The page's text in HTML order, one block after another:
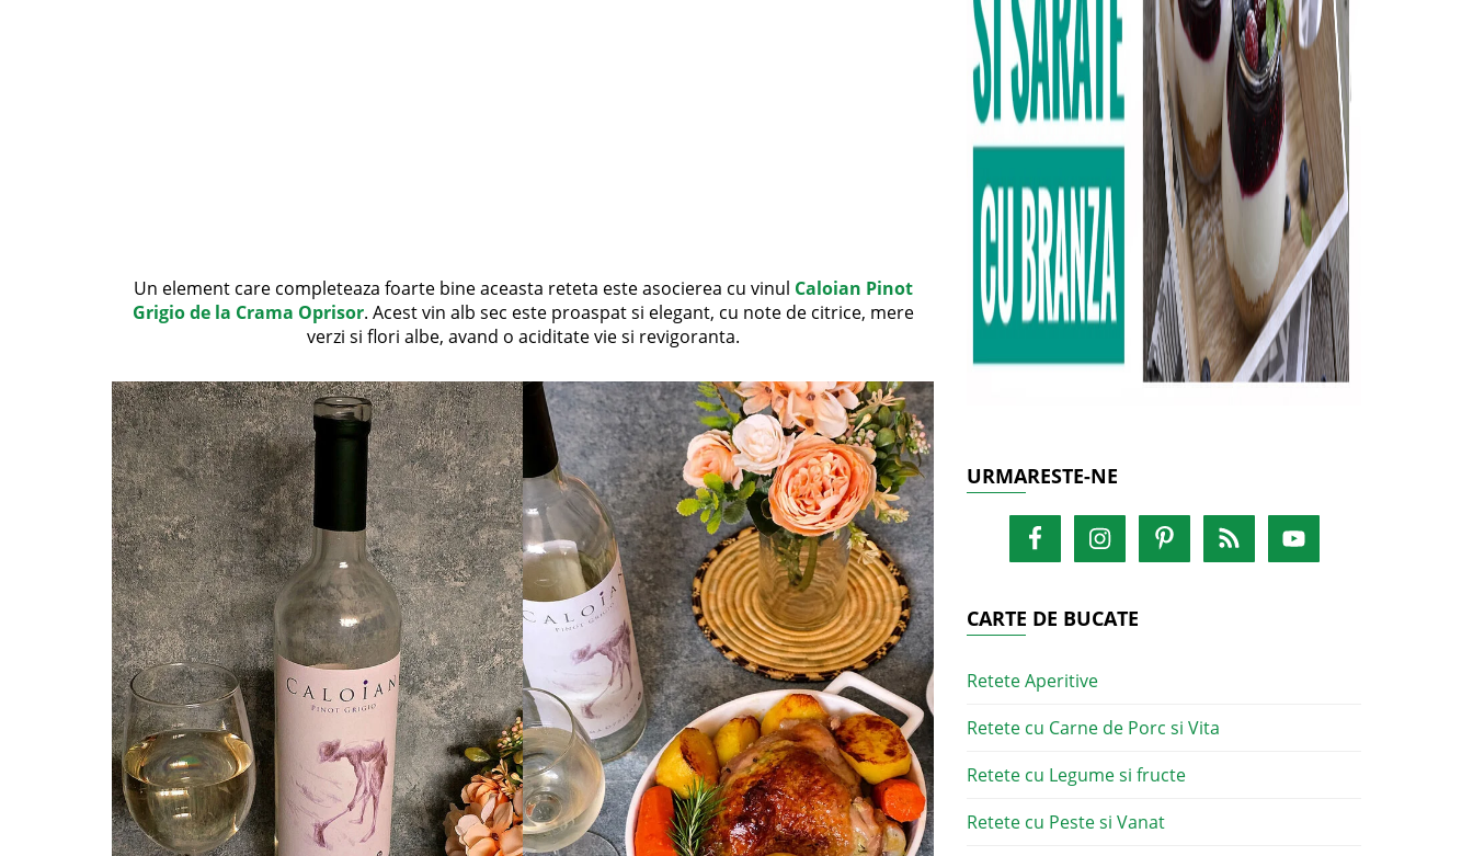
Un element care completeaza foarte bine aceasta reteta este asocierea cu vinul Caloian Pinot
Grigio de la Crama Oprisor. Acest vin alb sec este proaspat si elegant, cu note de citrice, mere
verzi si flori albe, avand o aciditate vie si revigoranta.
URMARESTE-NE
CARTE DE BUCATE
Retete Aperitive
Retete cu Carne de Porc si Vita
Retete cu Legume si fructe
Retete cu Peste si Vanat